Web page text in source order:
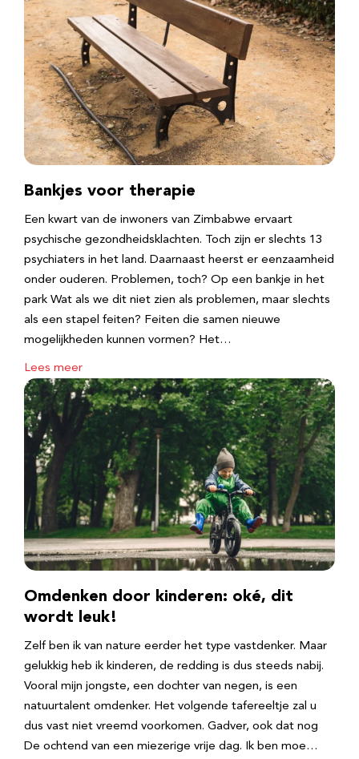
Bankjes voor therapie
Een kwart van de inwoners van Zimbabwe ervaart
psychische gezondheidsklachten. Toch zijn er slechts 13
psychiaters in het land. Daarnaast heerst er eenzaamheid
onder ouderen. Problemen, toch? Op een bankje in het
park Wat als we dit niet zien als problemen, maar slechts
als een stapel feiten? Feiten die samen nieuwe
mogelijkheden kunnen vormen? Het…
Lees meer
Omdenken door kinderen: oké, dit
wordt leuk!
Zelf ben ik van nature eerder het type vastdenker. Maar
gelukkig heb ik kinderen, de redding is dus steeds nabij.
Vooral mijn jongste, een dochter van negen, is een
natuurtalent omdenker. Het volgende tafereeltje zal u
dus vast niet vreemd voorkomen. Gadver, ook dat nog
De ochtend van een miezerige vrije dag. Ik ben moe…